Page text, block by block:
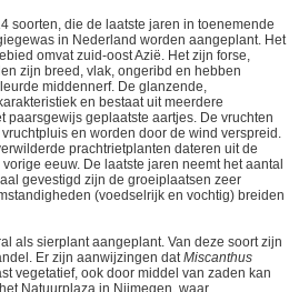
soorten, die de laatste jaren in toenemende
in Nederland worden aangeplant. Het
omvat zuid-oost Azië. Het zijn forse,
zijn breed, vlak, ongeribd en hebben
middennerf. De glanzende,
en bestaat uit meerdere
paarsgewijs geplaatste aartjes. De vruchten
en worden door de wind verspreid.
prachtrietplanten dateren uit de
eeuw. De laatste jaren neemt het aantal
gevestigd zijn de groeiplaatsen zeer
(voedselrijk en vochtig) breiden
als sierplant aangeplant. Van deze soort zijn
Er zijn aanwijzingen datMiscanthus
vegetatief, ook door middel van zaden kan
Natuurplaza in Nijmegen, waar